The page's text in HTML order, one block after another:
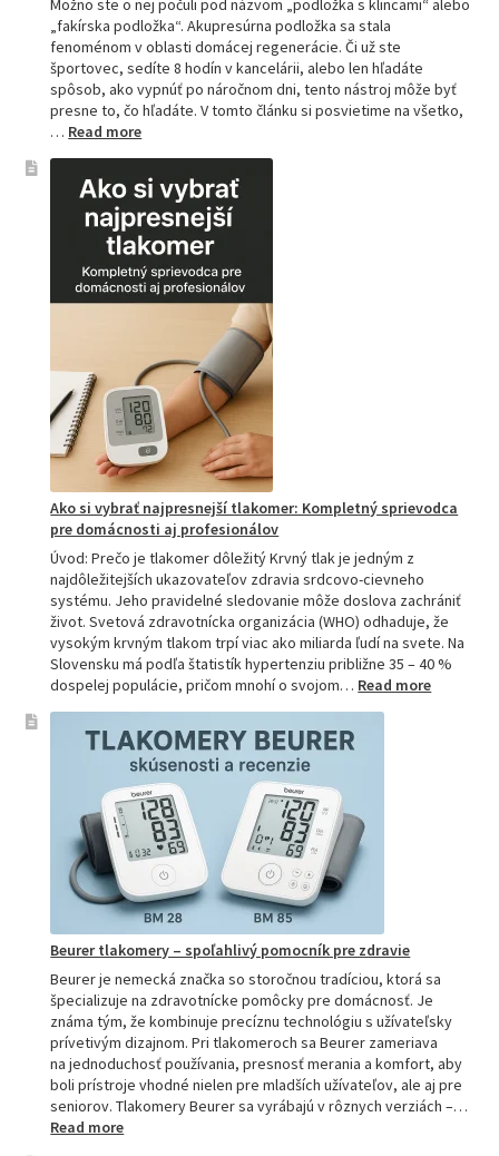
„fakírska podložka“. Akupresúrna podložka sa stala
fenoménom v oblasti domácej regenerácie. Či už ste
športovec, sedíte 8 hodín v kancelárii, alebo len hľadáte
spôsob, ako vypnúť po náročnom dni, tento nástroj môže byť
presne to, čo hľadáte. V tomto článku si posvietime na všetko,
… Read more:
akupresúrnou
podložkou:
Ako
si
vybrať
tú
prečo
je
hitom
na
Slovensku?
Ako si vybrať najpresnejší tlakomer: Kompletný sprievodca
pre domácnosti aj profesionálov
Úvod: Prečo je tlakomer dôležitý Krvný tlak je jedným z
najdôležitejších ukazovateľov zdravia srdcovo-cievneho
systému. Jeho pravidelné sledovanie môže doslova zachrániť
život. Svetová zdravotnícka organizácia (WHO) odhaduje, že
vysokým krvným tlakom trpí viac ako miliarda ľudí na svete. Na
Slovensku má podľa štatistík hypertenziu približne 35 – 40 %
dospelej populácie, pričom mnohí o svojom… Read more:
Beurer tlakomery – spoľahlivý pomocník pre zdravie
Beurer je nemecká značka so storočnou tradíciou, ktorá sa
špecializuje na zdravotnícke pomôcky pre domácnosť. Je
známa tým, že kombinuje precíznu technológiu s užívateľsky
prívetivým dizajnom. Pri tlakomeroch sa Beurer zameriava
na jednoduchosť používania, presnosť merania a komfort, aby
boli prístroje vhodné nielen pre mladších užívateľov, ale aj pre
seniorov. Tlakomery Beurer sa vyrábajú v rôznych verziách –…
Read more: